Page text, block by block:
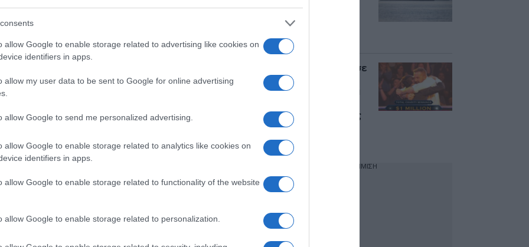
allow Google to enable storage related to advertising like cookies on
identifiers in apps.
allow my user data to be sent to Google for online advertising
allow Google to send me personalized advertising.
allow Google to enable storage related to analytics like cookies on
identifiers in apps.
allow Google to enable storage related to functionality of the website
allow Google to enable storage related to personalization.
αυτούς τυος στόχους.
από την πολεμική αεροπορία
ναυτικό τους», είπε ο υπουργός.
αυτές τις δηλώσεις, μετά τις νέες
τα ιρανικά πλήγματα στο Κουβέιτ,
του Ορμούζ παραμένουν
του Ορμούζ – Ποιοι
όροι συζητούνται
Μπεν Άφλεκ: Κέρδισε
1 εκατ. δολάρια στο
“Ποιος θέλει να γίνει
Δείτε βίντεο με τους
πανηγυρισμούς του
ηθοποιού
ΔΙΑΦΗΜΙΣΗ